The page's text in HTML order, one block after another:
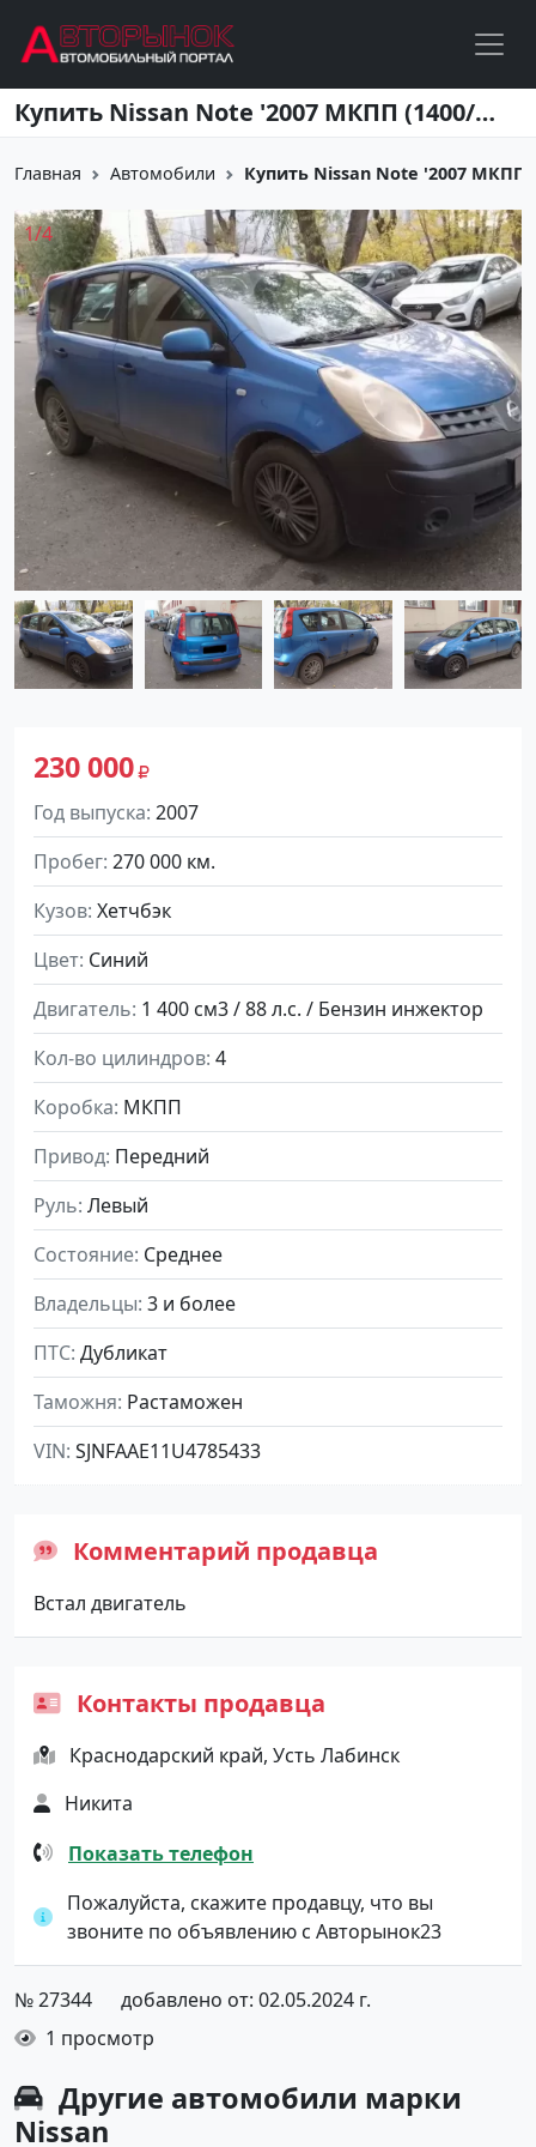
Перейти к основному содержанию Купить Nissan Note '2007 МКПП (1400/88 л.с.) Бензин инжектор Усть Лабинск цвет Синий Хетчбэк по цене 230000 рублей, объявление №27344 на сайте Авторынок23
Главная Автомобили Купить Nissan Note '2007 МКПП
230 000
Год выпуска 2007
Пробег 270 000 км.
Кузов Хетчбэк
Цвет Синий
Двигатель 1 400 см3 / 88 л.с. / Бензин инжектор
Кол-во цилиндров 4
Коробка МКПП
Привод Передний
Руль Левый
Состояние Среднее
Владельцы 3 и более
ПТС Дубликат
Таможня Растаможен
VIN SJNFAAE11U4785433
1/4
Комментарий продавца
Встал двигатель
Контакты продавца
Краснодарский край, Усть Лабинск
Никита
Показать телефон
Пожалуйста, скажите продавцу, что вы
звоните по объявлению с Авторынок23
№ 27344
добавлено от: 02.05.2024 г.
1 просмотр
Другие автомобили марки
Nissan